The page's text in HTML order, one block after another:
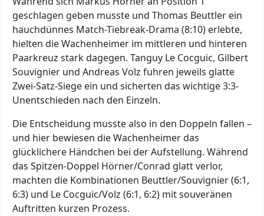
geschlagen geben musste und Thomas Beuttler ein
hauchdünnes Match-Tiebreak-Drama (8:10) erlebte,
hielten die Wachenheimer im mittleren und hinteren
Paarkreuz stark dagegen. Tanguy Le Cocguic, Gilbert
Souvignier und Andreas Volz fuhren jeweils glatte
Zwei-Satz-Siege ein und sicherten das wichtige 3:3-
Unentschieden nach den Einzeln.
Die Entscheidung musste also in den Doppeln fallen –
und hier bewiesen die Wachenheimer das
glücklichere Händchen bei der Aufstellung. Während
das Spitzen-Doppel Hörner/Conrad glatt verlor,
machten die Kombinationen Beuttler/Souvignier (6:1,
6:3) und Le Cocguic/Volz (6:1, 6:2) mit souveränen
Auftritten kurzen Prozess.